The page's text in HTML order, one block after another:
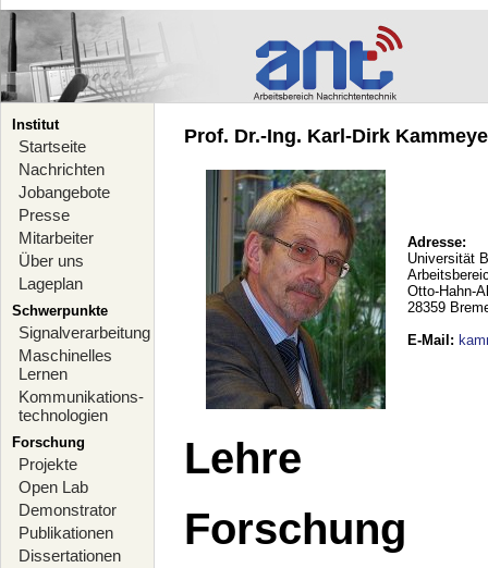
Institut
Startseite
Nachrichten
Jobangebote
Presse
Mitarbeiter
Über uns
Lageplan
Schwerpunkte
Signalverarbeitung
Maschinelles
Lernen
Kommunikations-
technologien
Forschung
Projekte
Open Lab
Demonstrator
Publikationen
Dissertationen
Prof. Dr.-Ing. Karl-Dirk
Adresse:
Universität
Otto-Hahn-
28359
E-Mail :
Lehre
Forschung